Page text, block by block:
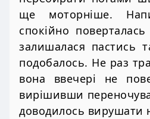
ще моторніше.
спокійно
залишалася пастись
подобалось. Не раз
вона ввечері не
вирішивши
доводилось вирушати